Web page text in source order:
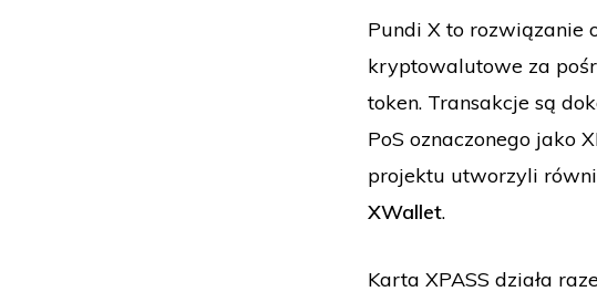
Pundi X to rozwiązanie
kryptowalutowe za
token. Transakcje są
PoS oznaczonego jako
projektu utworzyli
XWallet.
Karta XPASS działa